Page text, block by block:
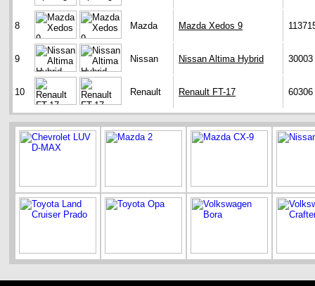
8 Mazda Mazda Xedos 9
9 Nissan Nissan Altima Hybrid 30003
10 Renault Renault FT-17 60306